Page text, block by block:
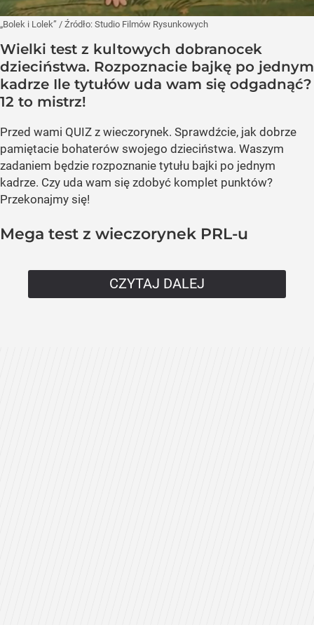
„Bolek i Lolek” / Źródło: Studio Filmów Rysunkowych
Wielki test z kultowych dobranocek
dzieciństwa. Rozpoznacie bajkę po jednym
kadrze Ile tytułów uda wam się odgadnąć?
12 to mistrz!
Przed wami QUIZ z wieczorynek. Sprawdźcie, jak dobrze
pamiętacie bohaterów swojego dzieciństwa. Waszym
zadaniem będzie rozpoznanie tytułu bajki po jednym
kadrze. Czy uda wam się zdobyć komplet punktów?
Przekonajmy się!
Mega test z wieczorynek PRL-u
CZYTAJ DALEJ